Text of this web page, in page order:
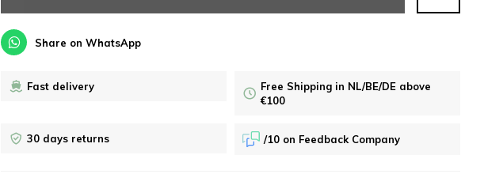
Share on WhatsApp
Fast delivery
Free Shipping in NL/BE/DE above
€100
30 days returns /10 on Feedback Company